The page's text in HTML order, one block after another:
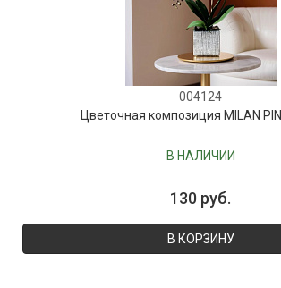
004124
Цветочная композиция MILAN
В НАЛИЧИИ
130 руб.
В КОРЗИНУ